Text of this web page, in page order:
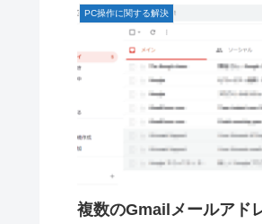
PC操作に関する解決
複数のGmailメールアド